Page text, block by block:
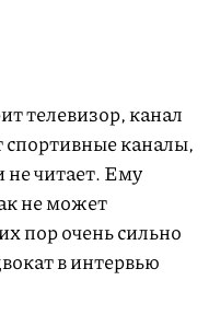
телевизор, канал
каналы,
не читает. Ему
не может
пор очень сильно
в интервью